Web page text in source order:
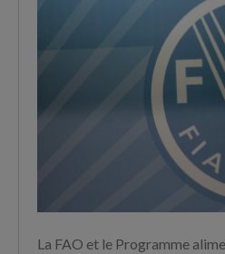
La FAO et le Programme